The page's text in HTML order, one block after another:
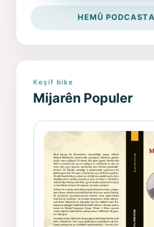
HEMÛ
Keşif bike
Mijarên Populer